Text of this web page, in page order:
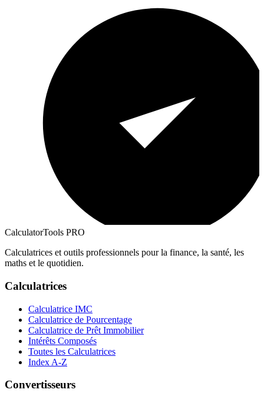
CalculatorTools PRO
Calculatrices et outils professionnels pour la finance, la santé, les
maths et le quotidien.
Calculatrices
Calculatrice IMC
Calculatrice de Pourcentage
Calculatrice de Prêt Immobilier
Intérêts Composés
Toutes les Calculatrices
Index A-Z
Convertisseurs